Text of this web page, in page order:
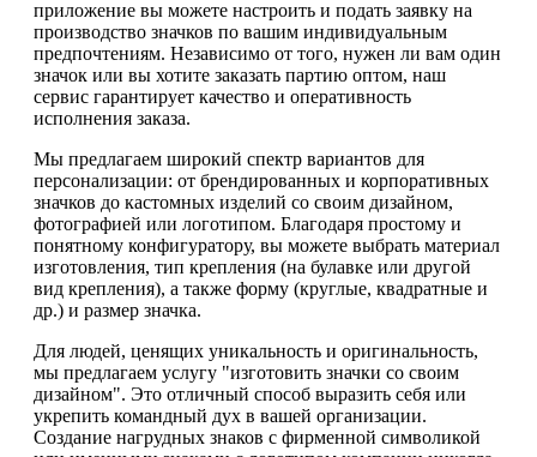
приложение вы можете настроить и подать заявку на
производство значков по вашим индивидуальным
предпочтениям. Независимо от того, нужен ли вам один
значок или вы хотите заказать партию оптом, наш
сервис гарантирует качество и оперативность
исполнения заказа.
Мы предлагаем широкий спектр вариантов для
персонализации: от брендированных и корпоративных
значков до кастомных изделий со своим дизайном,
фотографией или логотипом. Благодаря простому и
понятному конфигуратору, вы можете выбрать материал
изготовления, тип крепления (на булавке или другой
вид крепления), а также форму (круглые, квадратные и
др.) и размер значка.
Для людей, ценящих уникальность и оригинальность,
мы предлагаем услугу "изготовить значки со своим
дизайном". Это отличный способ выразить себя или
укрепить командный дух в вашей организации.
Создание нагрудных знаков с фирменной символикой